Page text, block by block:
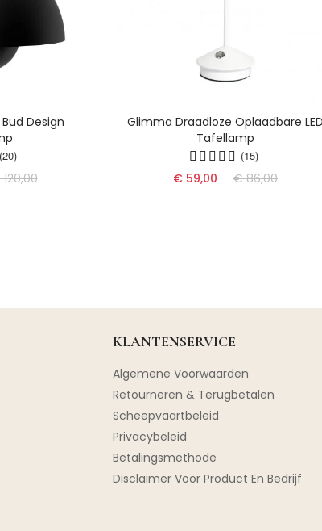
Design
(20)
Glimma Draadloze Oplaadbare LED
Tafellamp
(15)
€ 59,00 € 86,00
KLANTENSERVICE
Algemene Voorwaarden
Retourneren & Terugbetalen
Scheepvaartbeleid
Privacybeleid
Betalingsmethode
Disclaimer Voor Product En Bedrijf